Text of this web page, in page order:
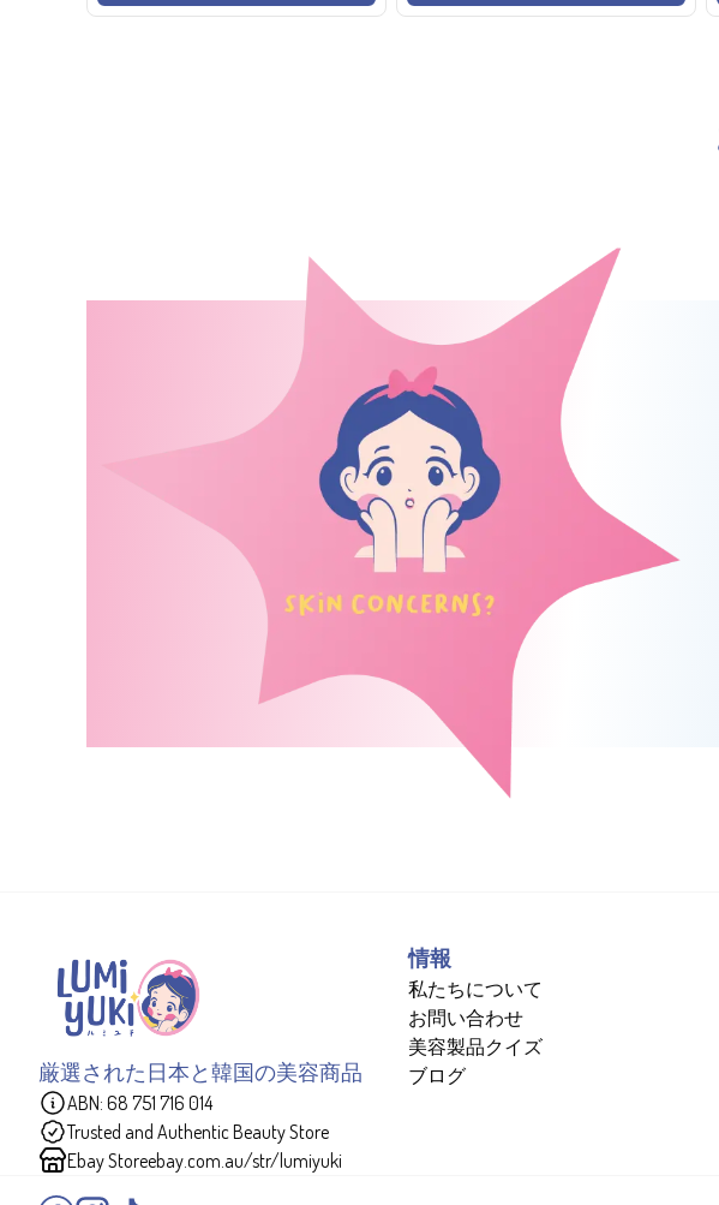
厳選された日本と韓国の美容商品
ABN: 68 751 716 014
Trusted and Authentic Beauty Store
Ebay Storeebay.com.au/str/lumiyuki
情報
私たちについて
お問い合わせ
美容製品クイズ
ブログ